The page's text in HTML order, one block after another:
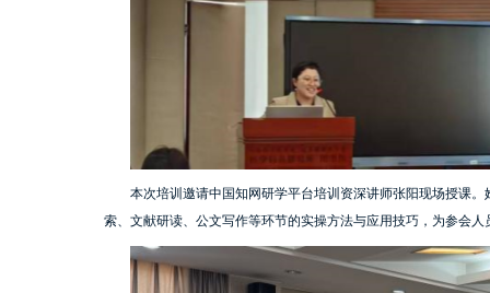
本次培训邀请中国知网研学平台培训资深讲师张阳现场授课
索、文献研读、公文写作等环节的实操方法与应用技巧，为参会